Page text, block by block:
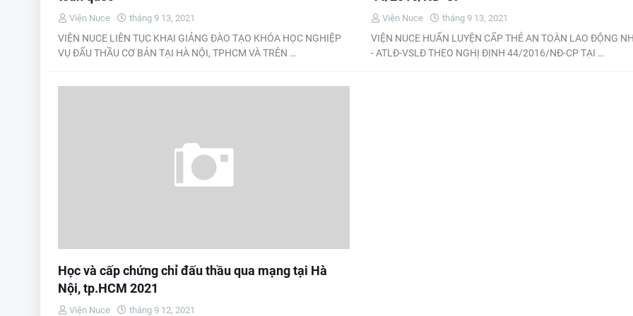
Viện Nuce tháng 9 13, 2021
VIỆN NUCE LIÊN TỤC KHAI GIẢNG ĐÀO TẠO KHÓA HỌC NGHIỆP
VỤ ĐẤU THẦU CƠ BẢN TẠI HÀ NỘI, TPHCM VÀ TRÊN …
Viện Nuce tháng 9 13, 2021
VIỆN NUCE HUẤN LUYỆN CẤP THẺ AN TOÀN LAO ĐỘNG
- ATLĐ-VSLĐ THEO NGHỊ ĐỊNH 44/2016/NĐ-CP TẠI …
Học và cấp chứng chỉ đấu thầu qua mạng tại Hà
Nội, tp.HCM 2021
Viện Nuce tháng 9 12, 2021